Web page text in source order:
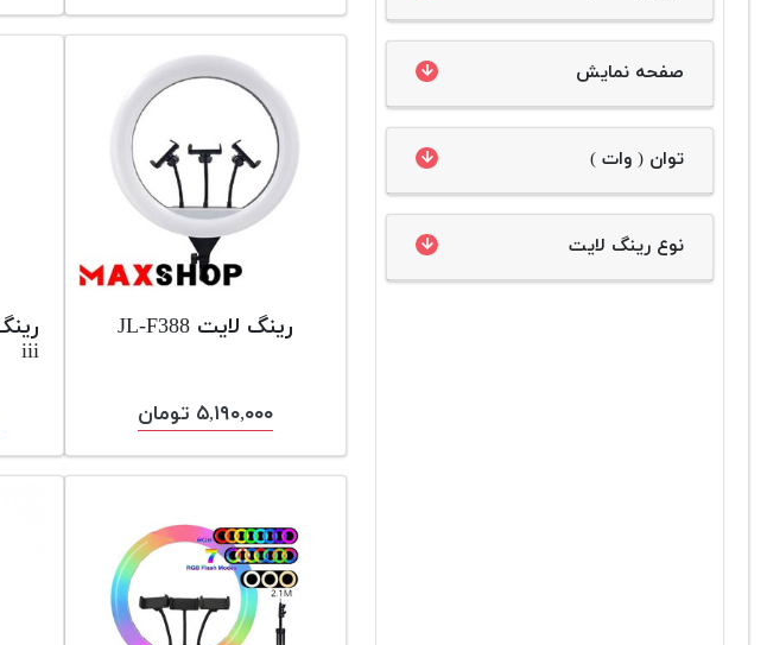
صفحه نمایش
توان ( وات )
نوع رینگ لایت
رینگ لایت JL-F388
۵,۱۹۰,۰۰۰ تومان
iii